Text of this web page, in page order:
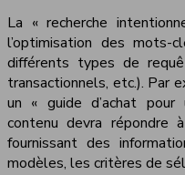
La « recherche
l’optimisation des mots-
différents types de
transactionnels, etc.). Par
un « guide d’achat
contenu devra répondre
fournissant des
modèles, les critères de